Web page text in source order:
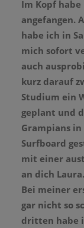
Im Kopf
angefangen.
habe ich in
mich sofort
auch
kurz darauf
Studium ein
geplant und
Grampians
Surfboard
mit einer
an dich Laura.
Bei meiner
gar nicht so
dritten habe